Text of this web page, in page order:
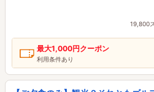
19,800
最大1,000円クーポン
利用条件あり